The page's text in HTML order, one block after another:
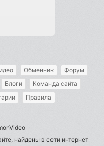
Обменник
Форум
Блоги
Команда сайта
Правила
найдены в сети интернет